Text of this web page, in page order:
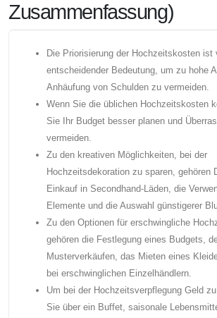
Zusammenfassung)
Die Priorisierung der Hochzeitskosten ist
entscheidender Bedeutung, um zu hohe
Anhäufung von Schulden zu vermeiden.
Wenn Sie die üblichen Hochzeitskosten
Sie Ihr Budget besser planen und
vermeiden.
Zu den kreativen Möglichkeiten, bei der
Hochzeitsdekoration zu sparen, gehören
Einkauf in Secondhand-Läden, die
Elemente und die Auswahl günstigerer
Zu den Optionen für erschwingliche
gehören die Festlegung eines Budgets,
Musterverkäufen, das Mieten eines
bei erschwinglichen Einzelhändlern.
Um bei der Hochzeitsverpflegung Geld
Sie über ein Buffet, saisonale